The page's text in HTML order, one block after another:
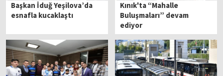
Başkan İduğ Yeşilova’da
esnafla kucaklaştı
Kınık'ta “Mahalle
Buluşmaları” devam
ediyor